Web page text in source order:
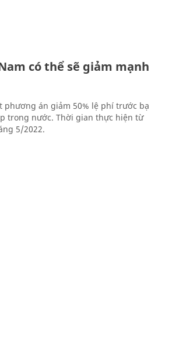
có thể sẽ giảm mạnh
phương án giảm 50% lệ phí trước bạ
trong nước. Thời gian thực hiện từ
5/2022.